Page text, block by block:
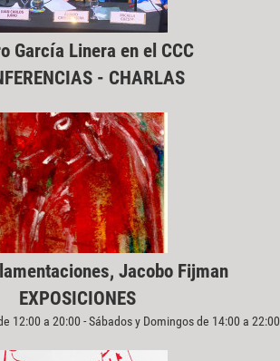
García Linera en el CCC
- CHARLAS
Jacobo Fijman
EXPOSICIONES
12:00 a 20:00 - Sábados y Domingos de 14:00 a 22:00